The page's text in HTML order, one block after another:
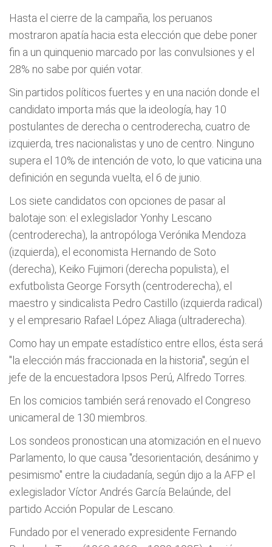
Hasta el cierre de la campaña, los peruanos
mostraron apatía hacia esta elección que debe poner
fin a un quinquenio marcado por las convulsiones y el
28% no sabe por quién votar.
Sin partidos políticos fuertes y en una nación donde el
candidato importa más que la ideología, hay 10
postulantes de derecha o centroderecha, cuatro de
izquierda, tres nacionalistas y uno de centro. Ninguno
supera el 10% de intención de voto, lo que vaticina una
definición en segunda vuelta, el 6 de junio.
Los siete candidatos con opciones de pasar al
balotaje son: el exlegislador Yonhy Lescano
(centroderecha), la antropóloga Verónika Mendoza
(izquierda), el economista Hernando de Soto
(derecha), Keiko Fujimori (derecha populista), el
exfutbolista George Forsyth (centroderecha), el
maestro y sindicalista Pedro Castillo (izquierda radical)
y el empresario Rafael López Aliaga (ultraderecha).
Como hay un empate estadístico entre ellos, ésta será
"la elección más fraccionada en la historia", según el
jefe de la encuestadora Ipsos Perú, Alfredo Torres.
En los comicios también será renovado el Congreso
unicameral de 130 miembros.
Los sondeos pronostican una atomización en el nuevo
Parlamento, lo que causa "desorientación, desánimo y
pesimismo" entre la ciudadanía, según dijo a la AFP el
exlegislador Víctor Andrés García Belaúnde, del
partido Acción Popular de Lescano.
Fundado por el venerado expresidente Fernando